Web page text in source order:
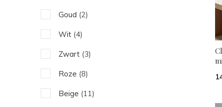
Goud (2)
Wit (4)
Zwart (3)
Roze (8)
Beige (11)